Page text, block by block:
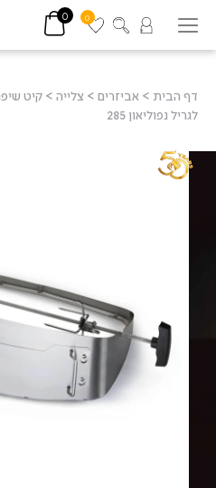
0
0
דף הבית > אביזרים > צלייה > קיט
לגריל נפוליאון 285